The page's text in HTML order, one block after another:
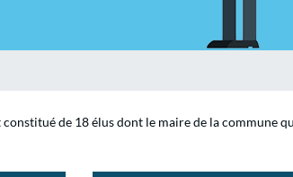
de 18 élus dont le maire de la commune